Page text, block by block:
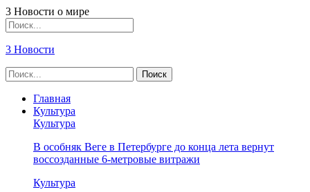
3 Новости о мире
3 Новости
Главная
Культура
Культура
В особняк Веге в Петербурге до конца лета вернут
воссозданные 6-метровые витражи
Культура